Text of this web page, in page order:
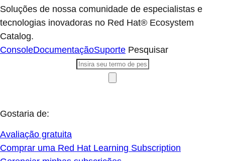
Soluções de nossa comunidade de especialistas e
tecnologias inovadoras no Red Hat® Ecosystem
Catalog.
ConsoleDocumentaçãoSuporte Pesquisar
Gostaria de:
Avaliação gratuita
Comprar uma Red Hat Learning Subscription